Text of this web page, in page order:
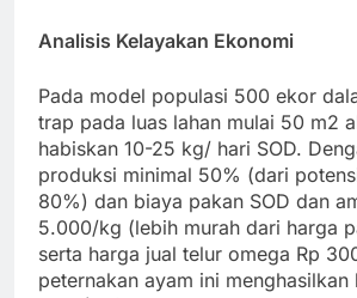
Analisis Kelayakan Ekonomi
Pada model populasi 500 ekor
trap pada luas lahan mulai 50 m2
habiskan 10-25 kg/ hari SOD.
produksi minimal 50% (dari
80%) dan biaya pakan SOD dan
5.000/kg (lebih murah dari harga
serta harga jual telur omega Rp
peternakan ayam ini menghasilkan